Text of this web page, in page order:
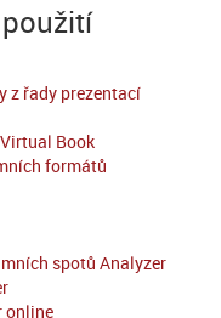
z řady prezentací
Book
formátů
spotů Analyzer
online